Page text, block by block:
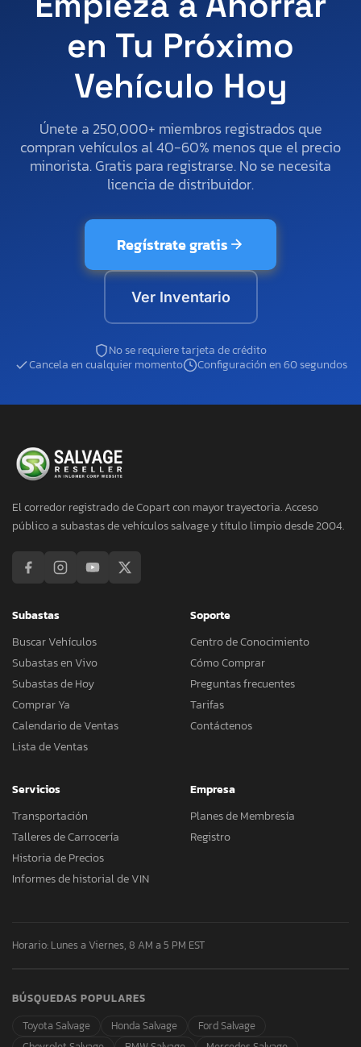
en Tu Próximo
Vehículo Hoy
Únete a 250,000+ miembros registrados que
compran vehículos al 40-60% menos que el precio
minorista. Gratis para registrarse. No se necesita
licencia de distribuidor.
Regístrate gratis
Ver Inventario
No se requiere tarjeta de crédito
Cancela en cualquier momento
Configuración en 60 segundos
El corredor registrado de Copart con mayor trayectoria. Acceso
público a subastas de vehículos salvage y título limpio desde 2004.
Subastas
Buscar Vehículos
Subastas en Vivo
Subastas de Hoy
Comprar Ya
Calendario de Ventas
Lista de Ventas
Soporte
Centro de Conocimiento
Cómo Comprar
Preguntas frecuentes
Tarifas
Contáctenos
Servicios
Transportación
Talleres de Carrocería
Historia de Precios
Informes de historial de VIN
Empresa
Planes de Membresía
Registro
Horario: Lunes a Viernes, 8 AM a 5 PM EST
BÚSQUEDAS POPULARES
Toyota Salvage
Honda Salvage
Ford Salvage